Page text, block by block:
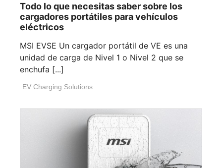
Todo lo que necesitas saber sobre los
cargadores portátiles para vehículos
eléctricos
MSI EVSE Un cargador portátil de VE es una
unidad de carga de Nivel 1 o Nivel 2 que se
enchufa [...]
EV Charging Solutions